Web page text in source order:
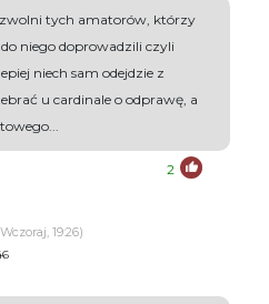
tych amatorów, którzy
niego doprowadzili czyli
niech sam odejdzie z
u cardinale o odprawę, a
2
19:26)